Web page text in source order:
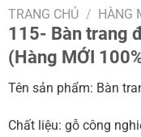
TRANG CHỦ / HÀNG
115- Bàn trang
(Hàng MỚI
Tên sản phẩm: Bàn
Chất liệu: gỗ công